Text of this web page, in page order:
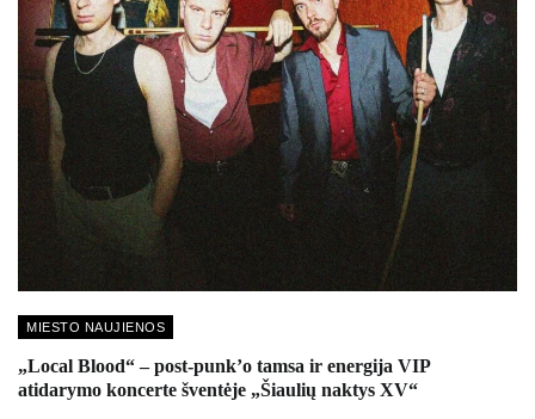
MIESTO NAUJIENOS
„Local Blood“ – post-punk’o tamsa ir energija VIP
atidarymo koncerte šventėje „Šiaulių naktys XV“